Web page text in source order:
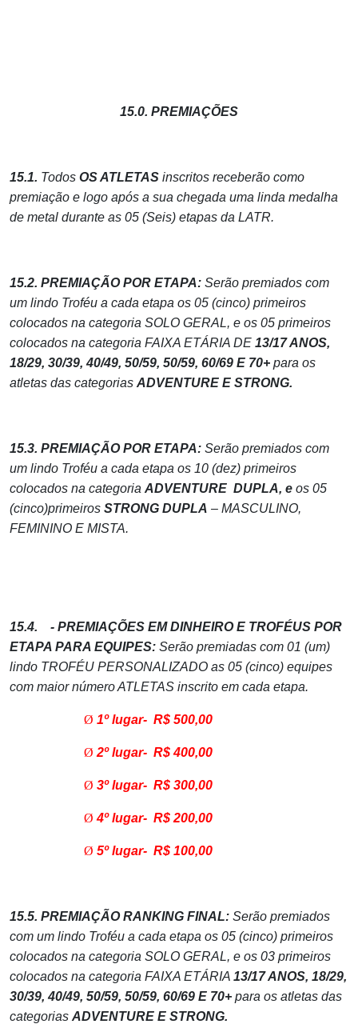
15.0. PREMIAÇÕES
15.1. Todos OS ATLETAS inscritos receberão como
premiação e logo após a sua chegada uma linda medalha
de metal durante as 05 (Seis) etapas da LATR.
15.2. PREMIAÇÃO POR ETAPA: Serão premiados com
um lindo Troféu a cada etapa os 05 (cinco) primeiros
colocados na categoria SOLO GERAL, e os 05 primeiros
colocados na categoria FAIXA ETÁRIA DE 13/17 ANOS,
18/29, 30/39, 40/49, 50/59, 50/59, 60/69 E 70+ para os
atletas das categorias ADVENTURE E STRONG.
15.3. PREMIAÇÃO POR ETAPA: Serão premiados com
um lindo Troféu a cada etapa os 10 (dez) primeiros
colocados na categoria ADVENTURE DUPLA, e os 05
(cinco)primeiros STRONG DUPLA – MASCULINO,
FEMININO E MISTA.
15.4. - PREMIAÇÕES EM DINHEIRO E TROFÉUS POR
ETAPA PARA EQUIPES: Serão premiadas com 01 (um)
lindo TROFÉU PERSONALIZADO as 05 (cinco) equipes
com maior número ATLETAS inscrito em cada etapa.
Ø 1º lugar- R$ 500,00
Ø 2º lugar- R$ 400,00
Ø 3º lugar- R$ 300,00
Ø 4º lugar- R$ 200,00
Ø 5º lugar- R$ 100,00
15.5. PREMIAÇÃO RANKING FINAL: Serão premiados
com um lindo Troféu a cada etapa os 05 (cinco) primeiros
colocados na categoria SOLO GERAL, e os 03 primeiros
colocados na categoria FAIXA ETÁRIA 13/17 ANOS, 18/29,
30/39, 40/49, 50/59, 50/59, 60/69 E 70+ para os atletas das
categorias ADVENTURE E STRONG.